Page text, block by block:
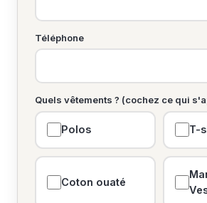
Téléphone
Quels vêtements ? (cochez ce qui
Polos T-
Coton ouaté